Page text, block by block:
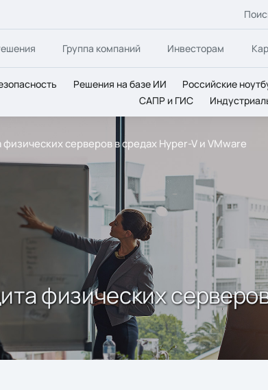
Группа компаний Инвесторам
Решения на базе ИИ Российские
САПР и ГИС
серверов в средах Hyper-V и VMware
физических